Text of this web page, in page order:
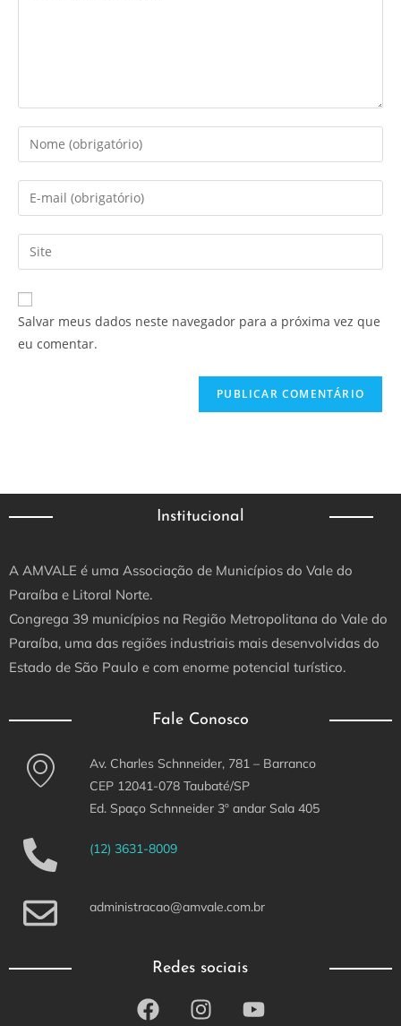
Salvar meus dados neste navegador para a próxima vez que
eu comentar.
Institucional
A AMVALE é uma Associação de Municípios do Vale do
Paraíba e Litoral Norte.
Congrega 39 municípios na Região Metropolitana do Vale do
Paraíba, uma das regiões industriais mais desenvolvidas do
Estado de São Paulo e com enorme potencial turístico.
Fale Conosco
Av. Charles Schnneider, 781 – Barranco
CEP 12041-078 Taubaté/SP
Ed. Spaço Schnneider 3º andar Sala 405
(12) 3631-8009
administracao@amvale.com.br
Redes sociais